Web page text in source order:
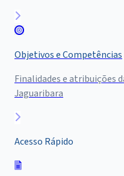
Objetivos e Competências
Finalidades e atribuições
Jaguaribara
Acesso Rápido